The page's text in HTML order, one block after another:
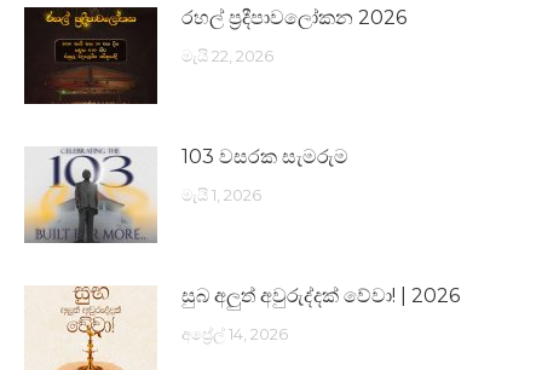
රහල් ප්‍රදීපාවලෝකන 2026
මැයි 22, 2026
103 වසරක සැමරුම
මැයි 1, 2026
සුබ අලුත් අවුරුද්දක් වේවා! | 2026
අප්‍රේල් 14, 2026